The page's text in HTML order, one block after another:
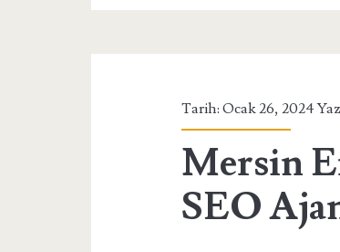
Tarih: Ocak 26, 2024
Mersin
SEO